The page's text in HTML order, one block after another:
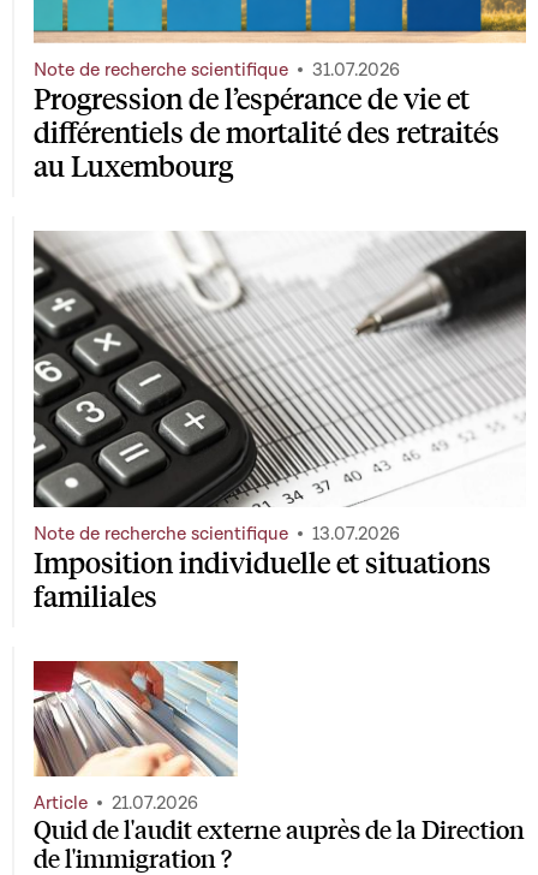
Progression de l’espérance de vie et
différentiels de mortalité des retraités
au Luxembourg
Note de recherche scientifique 31.07.2026
Imposition individuelle et situations
familiales
Note de recherche scientifique 13.07.2026
Quid de l'audit externe auprès de la Direction
de l'immigration ?
Article 21.07.2026